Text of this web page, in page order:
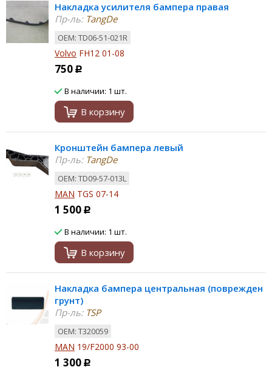
Накладка усилителя бампера правая
Пр-ль:TangDe
ОЕМ: TD06-51-021R
Volvo FH12 01-08
750 Р
В наличии: 1 шт.
В корзину
Кронштейн бампера левый
Пр-ль:TangDe
ОЕМ: TD09-57-013L
MAN TGS 07-14
1 500 Р
В наличии: 1 шт.
В корзину
Накладка бампера центральная (поврежден
грунт)
Пр-ль:TSP
ОЕМ: T320059
MAN 19/F2000 93-00
1 300 Р